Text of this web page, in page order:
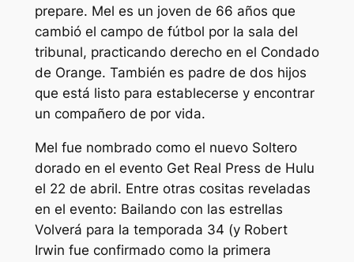
prepare. Mel es un joven de 66 años que
cambió el campo de fútbol por la sala del
tribunal, practicando derecho en el Condado
de Orange. También es padre de dos hijos
que está listo para establecerse y encontrar
un compañero de por vida.
Mel fue nombrado como el nuevo Soltero
doradoen el evento Get Real Press de Hulu
el 22 de abril. Entre otras cositas reveladas
en el evento: Bailando con las estrellas
Volverá para la temporada 34 (y Robert
Irwin fue confirmado como la primera